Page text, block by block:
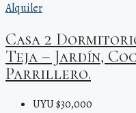
Alquiler
Casa 2
Teja – Jardín,
Parrillero.
UYU $30,000